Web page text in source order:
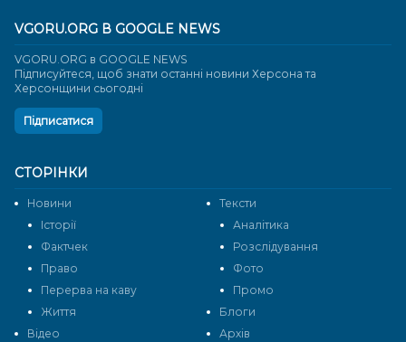
СТОРІНКИ
Новини
Тексти
Історії
Аналітика
Фактчек
Розслідування
Право
Фото
Перерва на каву
Промо
Життя
Блоги
Відео
Архів
VGORU.ORG В GOOGLE NEWS
VGORU.ORG в GOOGLE NEWS
Підписуйтеся, щоб знати останні новини Херсона та
Херсонщини сьогодні
Підписатися